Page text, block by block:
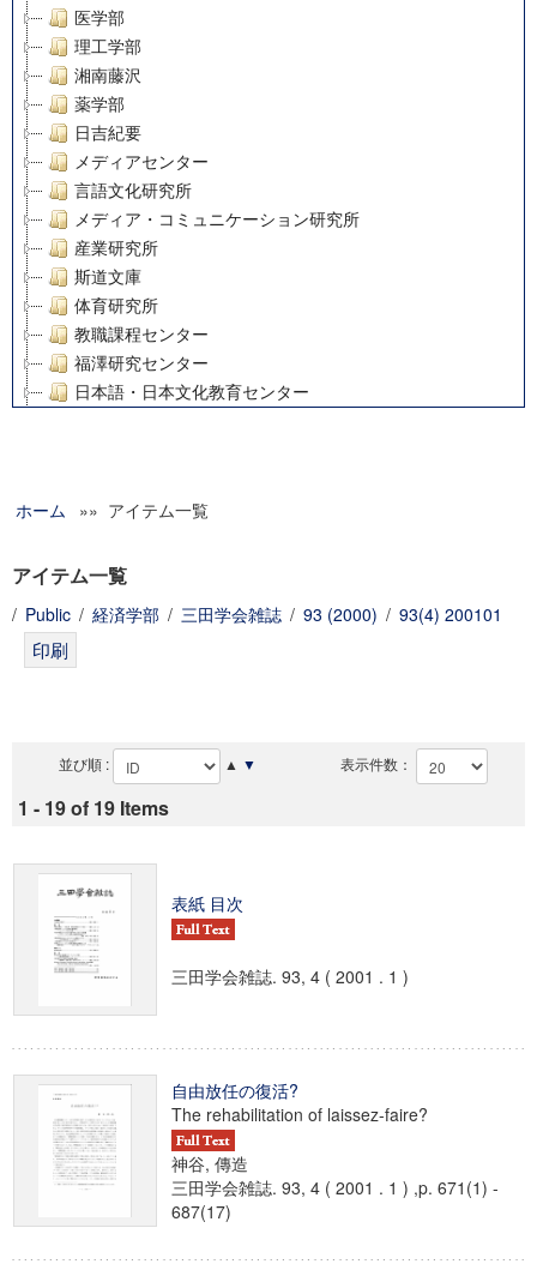
医学部
理工学部
湘南藤沢
薬学部
日吉紀要
メディアセンター
言語文化研究所
メディア・コミュニケーション研究所
産業研究所
斯道文庫
体育研究所
教職課程センター
福澤研究センター
日本語・日本文化教育センター
グローバルリサーチインスティテュート
科学研究費補助金研究成果報告書
慶應義塾大学グローバルCOEプログラム市民社会ガバナンス
ホーム »» アイテム一覧
アイテム一覧
/ Public / 経済学部 / 三田学会雑誌 / 93 (2000) / 93(4) 200101
並び順 : ▲ ▼ 表示件数：
1 - 19 of 19 Items
表紙 目次
三田学会雑誌. 93, 4 ( 2001 . 1 )
自由放任の復活?
The rehabilitation of laissez-faire?
神谷, 傳造
三田学会雑誌. 93, 4 ( 2001 . 1 ) ,p. 671(1) -
687(17)